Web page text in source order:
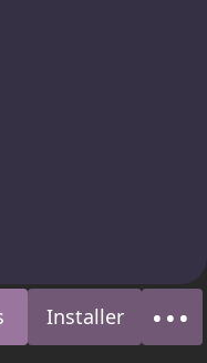
Installer •••
À